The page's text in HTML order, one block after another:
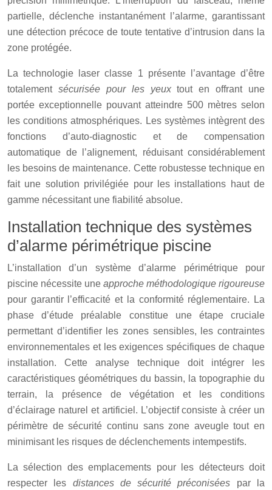
partielle, déclenche instantanément l’alarme, garantissant
une détection précoce de toute tentative d’intrusion dans la
zone protégée.
La technologie laser classe 1 présente l’avantage d’être
totalement sécurisée pour les yeuxtout en offrant une
portée exceptionnelle pouvant atteindre 500 mètres selon
les conditions atmosphériques. Les systèmes intègrent des
fonctions d’auto-diagnostic et de compensation
automatique de l’alignement, réduisant considérablement
les besoins de maintenance. Cette robustesse technique en
fait une solution privilégiée pour les installations haut de
gamme nécessitant une fiabilité absolue.
Installation technique des systèmes
d’alarme périmétrique piscine
L’installation d’un système d’alarme périmétrique pour
piscine nécessite une approche méthodologique rigoureuse
pour garantir l’efficacité et la conformité réglementaire. La
phase d’étude préalable constitue une étape cruciale
permettant d’identifier les zones sensibles, les contraintes
environnementales et les exigences spécifiques de chaque
installation. Cette analyse technique doit intégrer les
caractéristiques géométriques du bassin, la topographie du
terrain, la présence de végétation et les conditions
d’éclairage naturel et artificiel. L’objectif consiste à créer un
périmètre de sécurité continu sans zone aveugle tout en
minimisant les risques de déclenchements intempestifs.
La sélection des emplacements pour les détecteurs doit
respecter les distances de sécurité préconisées par la